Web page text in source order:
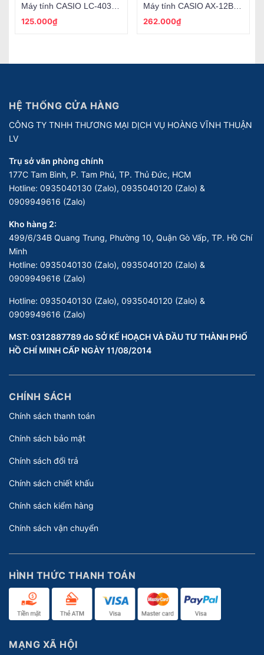
Máy tính CASIO JF-120MB (trung)
Máy tính CASIO MX-120B (trung)
HỆ THỐNG CỬA HÀNG
CÔNG TY TNHH THƯƠNG MẠI DỊCH VỤ HOÀNG VĨNH THUẬN
LV
Trụ sở văn phòng chính
177C Tam Bình, P. Tam Phú, TP. Thủ Đức, HCM
Hotline: 0935040130 (Zalo), 0935040120 (Zalo) &
0909949616 (Zalo)
Kho hàng 2:
499/6/34B Quang Trung, Phường 10, Quận Gò Vấp, TP. Hồ Chí
Minh
Hotline: 0935040130 (Zalo), 0935040120 (Zalo) &
0909949616 (Zalo)
Hotline: 0935040130 (Zalo), 0935040120 (Zalo) &
0909949616 (Zalo)
MST: 0312887789 do SỞ KẾ HOẠCH VÀ ĐẦU TƯ THÀNH PHỐ
HỒ CHÍ MINH CẤP NGÀY 11/08/2014
CHÍNH SÁCH
Chính sách thanh toán
Chính sách bảo mật
Chính sách đổi trả
Chính sách chiết khấu
Chính sách kiểm hàng
Chính sách vận chuyển
HÌNH THỨC THANH TOÁN
MẠNG XÃ HỘI